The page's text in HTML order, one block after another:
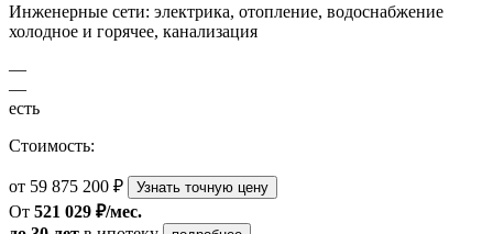
Инженерные сети: электрика, отопление, водоснабжение
холодное и горячее, канализация
—
—
есть
Стоимость:
от 59 875 200 ₽ Узнать точную цену
От 521 029 ₽/мес.